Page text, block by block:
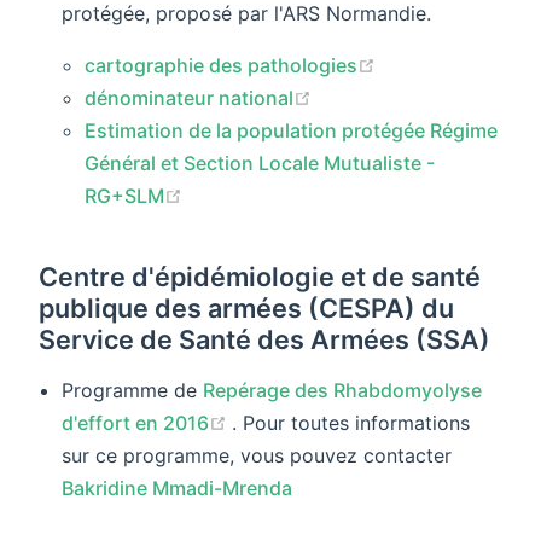
protégée, proposé par l'ARS Normandie.
cartographie des pathologies
dénominateur national
Estimation de la population protégée Régime
Général et Section Locale Mutualiste -
RG+SLM
Centre d'épidémiologie et de santé
publique des armées (CESPA) du
Service de Santé des Armées (SSA)
Programme de Repérage des Rhabdomyolyse
d'effort en 2016
(opens new window)
. Pour toutes informations
sur ce programme, vous pouvez contacter
Bakridine Mmadi-Mrenda